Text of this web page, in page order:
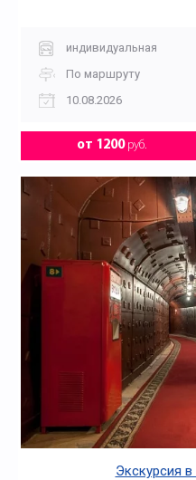
индивидуальная
По маршруту
10.08.2026
от 1200руб.
Экскурсия